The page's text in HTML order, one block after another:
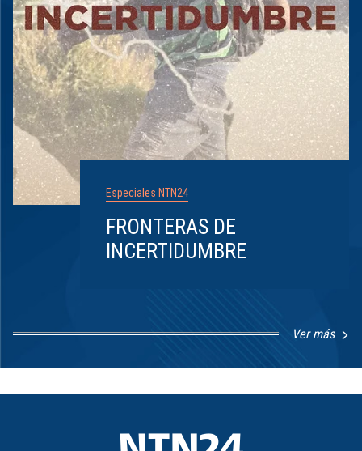
Especiales NTN24
FRONTERAS DE
INCERTIDUMBRE
Ver más
8